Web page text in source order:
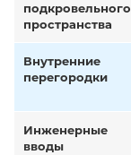
подкровельного
пространства
Внутренние
перегородки
Инженерные
вводы